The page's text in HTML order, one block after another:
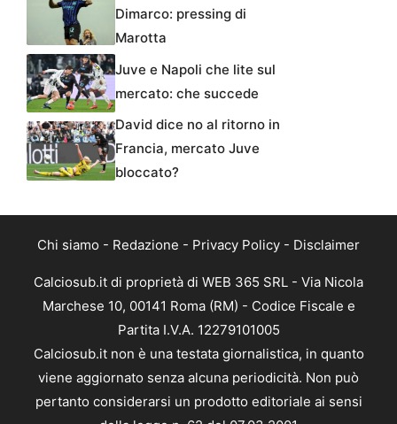
Dimarco: pressing di
Marotta
Juve e Napoli che lite sul
mercato: che succede
David dice no al ritorno in
Francia, mercato Juve
bloccato?
Chi siamo - Redazione - Privacy Policy - Disclaimer
Calciosub.it di proprietà di WEB 365 SRL - Via Nicola
Marchese 10, 00141 Roma (RM) - Codice Fiscale e
Partita I.V.A. 12279101005
Calciosub.it non è una testata giornalistica, in quanto
viene aggiornato senza alcuna periodicità. Non può
pertanto considerarsi un prodotto editoriale ai sensi